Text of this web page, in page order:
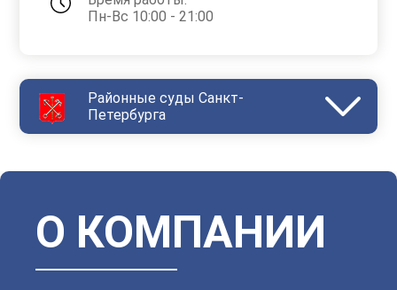
Пн-Вс 10:00 - 21:00
Районные суды Санкт-
Петербурга
Московский
Невский Октябрьский
Петроградский
Петродворцовый
Приморский Пушкинский
Сестрорецкий
Смольнинский
О КОМПАНИИ